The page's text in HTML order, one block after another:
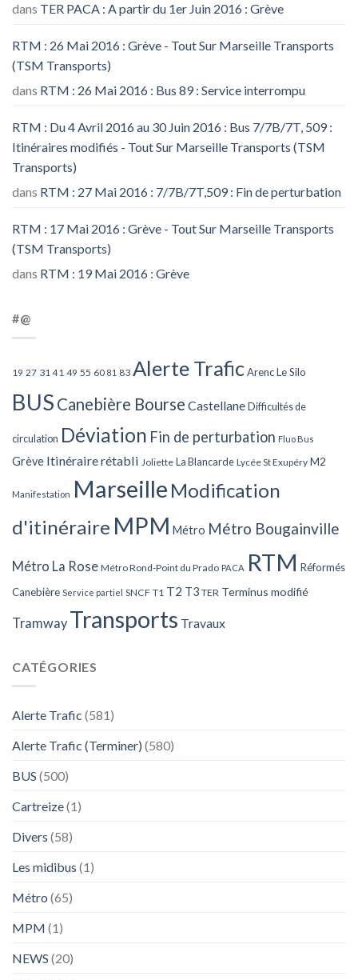
dans TER PACA : A partir du 1er Juin 2016 : Grève
RTM : 26 Mai 2016 : Grève - Tout Sur Marseille Transports
(TSM Transports)
dans RTM : 26 Mai 2016 : Bus 89 : Service interrompu
RTM : Du 4 Avril 2016 au 30 Juin 2016 : Bus 7/7B/7T, 509 :
Itinéraires modifiés - Tout Sur Marseille Transports (TSM
Transports)
dans RTM : 27 Mai 2016 : 7/7B/7T,509 : Fin de perturbation
RTM : 17 Mai 2016 : Grève - Tout Sur Marseille Transports
(TSM Transports)
dans RTM : 19 Mai 2016 : Grève
#@
19 27 31 41 49 55 60 81 83 Alerte TraficArenc Le Silo
BUS Canebière Bourse Castellane Difficultés de
circulation Déviation Fin de perturbation Fluo Bus
Grève Itinéraire rétabli Joliette La Blancarde Lycée St Exupéry M2
Manifestation Marseille Modification
d'itinéraire MPM Métro Métro Bougainville
Métro La Rose Métro Rond-Point du Prado PACA RTM Réformés
Canebière Service partiel SNCF T1 T2 T3 TER Terminus modifié
Tramway Transports Travaux
CATÉGORIES
Alerte Trafic (581)
Alerte Trafic (Terminer) (580)
BUS (500)
Cartreize(1)
Divers (58)
Les midibus (1)
Métro (65)
MPM (1)
NEWS (20)